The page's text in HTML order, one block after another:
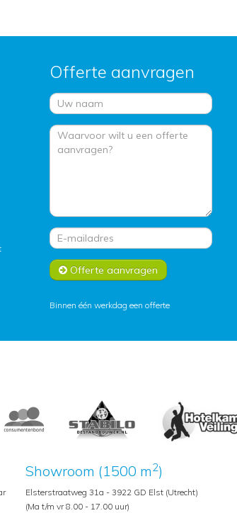
Offerte aanvragen
Offerte aanvragen
Binnen één werkdag een offerte
Showroom (1500 m2)
Elsterstraatweg 31a - 3922 GD Elst (Utrecht)
(Ma t/m vr 8.00 - 17.00 uur)